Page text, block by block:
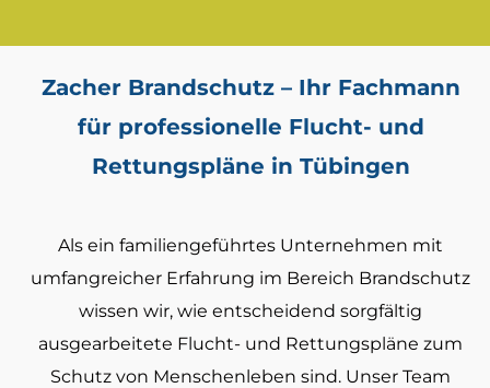
Zacher Brandschutz – Ihr Fachmann
für professionelle Flucht- und
Rettungspläne in Tübingen
Als ein familiengeführtes Unternehmen mit
umfangreicher Erfahrung im Bereich Brandschutz
wissen wir, wie entscheidend sorgfältig
ausgearbeitete Flucht- und Rettungspläne zum
Schutz von Menschenleben sind. Unser Team